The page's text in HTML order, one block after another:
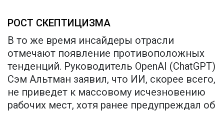
РОСТ СКЕПТИЦИЗМА
В то же время инсайдеры отрасли
отмечают появление противоположных
тенденций. Руководитель OpenAI (ChatGPT)
Сэм Альтман заявил, что ИИ, скорее всего,
не приведет к массовому исчезновению
рабочих мест, хотя ранее предупреждал об